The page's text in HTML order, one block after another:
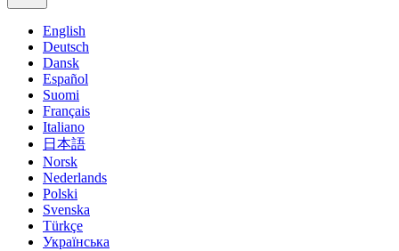
English
Deutsch
Dansk
Español
Suomi
Français
Italiano
日本語
Norsk
Nederlands
Polski
Svenska
Türkçe
Українська